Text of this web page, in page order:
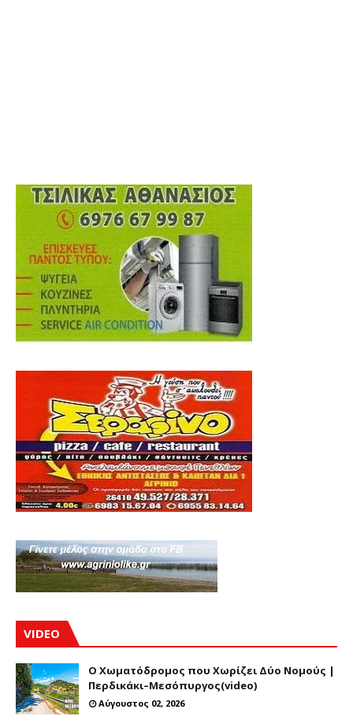
VIDEO
Ο Χωματόδρομος που Χωρίζει Δύο Νομούς |
Περδικάκι–Μεσόπυργος(video)
Αύγουστος 02, 2026